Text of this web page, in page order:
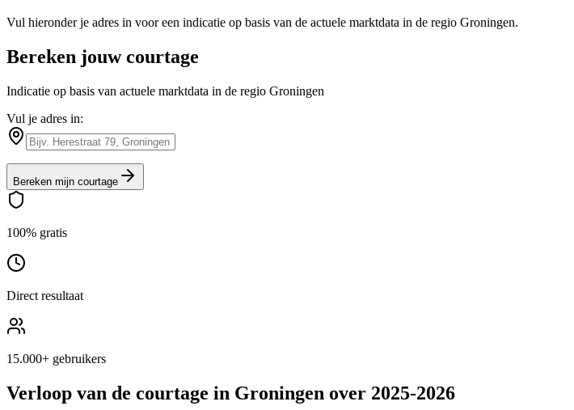
Vul hieronder je adres in voor een indicatie op basis van de actuele marktdata in de regio Groningen.
Bereken jouw courtage
Indicatie op basis van actuele marktdata in de regio Groningen
Vul je adres in:
Bereken mijn courtage
100% gratis
Direct resultaat
15.000+ gebruikers
Verloop van de courtage in Groningen over 2025-2026